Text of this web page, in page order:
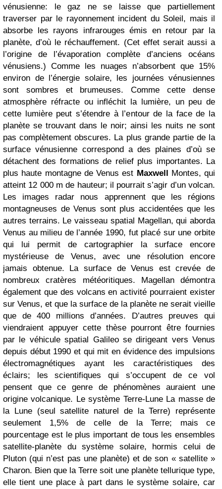
vénusienne: le gaz ne se laisse que partiellement
traverser par le rayonnement incident du Soleil, mais il
absorbe les rayons infrarouges émis en retour par la
planète, d’où le réchauffement. (Cet effet serait aussi a
l’origine de l’évaporation complète d’anciens océans
vénusiens.) Comme les nuages n’absorbent que 15%
environ de l’énergie solaire, les journées vénusiennes
sont sombres et brumeuses. Comme cette dense
atmosphère réfracte ou infléchit la lumière, un peu de
cette lumière peut s’étendre à l’entour de la face de la
planète se trouvant dans le noir; ainsi les nuits ne sont
pas complètement obscures. La plus grande partie de la
surface vénusienne correspond a des plaines d’où se
détachent des formations de relief plus importantes. La
plus haute montagne de Venus est Maxwell Montes, qui
atteint 12 000 m de hauteur; il pourrait s’agir d’un volcan.
Les images radar nous apprennent que les régions
montagneuses de Venus sont plus accidentées que les
autres terrains. Le vaisseau spatial Magellan, qui aborda
Venus au milieu de l’année 1990, fut placé sur une orbite
qui lui permit de cartographier la surface encore
mystérieuse de Venus, avec une résolution encore
jamais obtenue. La surface de Venus est crevée de
nombreux cratères météoritiques. Magellan démontra
également que des volcans en activité pourraient exister
sur Venus, et que la surface de la planète ne serait vieille
que de 400 millions d’années. D’autres preuves qui
viendraient appuyer cette thèse pourront être fournies
par le véhicule spatial Galileo se dirigeant vers Venus
depuis début 1990 et qui mit en évidence des impulsions
électromagnétiques ayant les caractéristiques des
éclairs; les scientifiques qui s’occupent de ce vol
pensent que ce genre de phénomènes auraient une
origine volcanique. Le système Terre-Lune La masse de
la Lune (seul satellite naturel de la Terre) représente
seulement 1,5% de celle de la Terre; mais ce
pourcentage est le plus important de tous les ensembles
satellite-planète du système solaire, hormis celui de
Pluton (qui n’est pas une planète) et de son « satellite »
Charon. Bien que la Terre soit une planète tellurique type,
elle tient une place à part dans le système solaire, car